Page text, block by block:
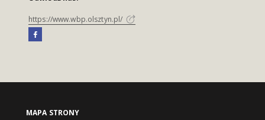
https://www.wbp.olsztyn.pl/
MAPA STRONY